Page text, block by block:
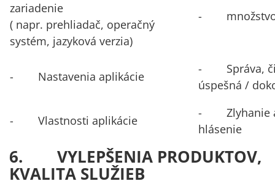
zariadenie
( napr. prehliadač, operačný
systém, jazyková verzia)
- množstvo
- Nastavenia aplikácie
- Správa, či
úspešná /
- Vlastnosti aplikácie
- Zlyhanie
hlásenie
6. VYLEPŠENIA PRODUKTOV,
KVALITA SLUŽIEB